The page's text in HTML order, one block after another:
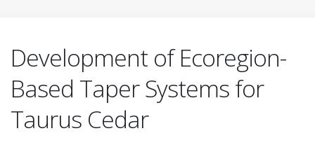
Development of Ecoregion-
Based Taper Systems for
Taurus Cedar